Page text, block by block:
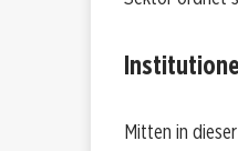
Mitten in